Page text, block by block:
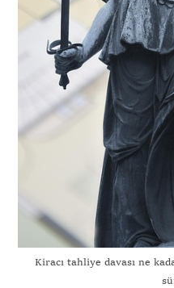
Kiracı tahliye davası ne